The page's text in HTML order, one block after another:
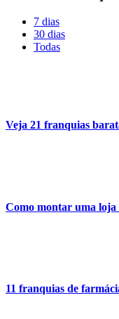
7 dias
30 dias
Todas
Veja 21 franquias
Como montar uma loja
11 franquias de